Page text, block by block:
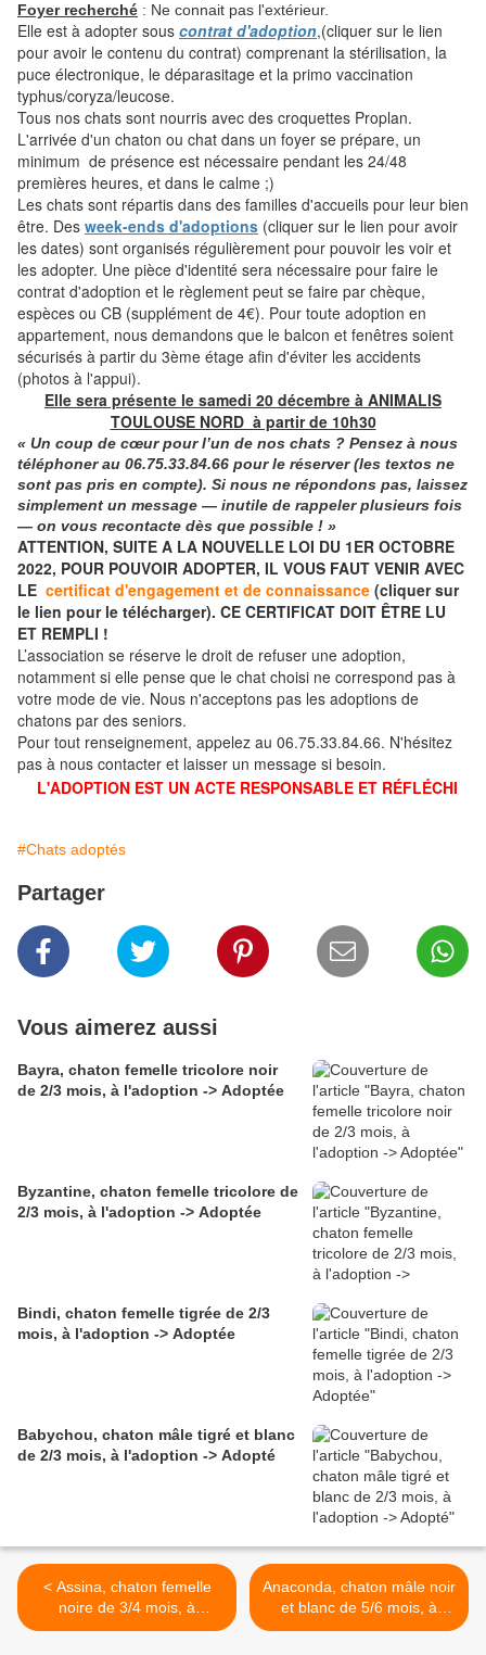
Foyer recherché : Ne connait pas l'extérieur.
Elle est à adopter sous contrat d'adoption,(cliquer sur le lien
pour avoir le contenu du contrat) comprenant la stérilisation, la
puce électronique, le déparasitage et la primo vaccination
typhus/coryza/leucose.
Tous nos chats sont nourris avec des croquettes Proplan.
L'arrivée d'un chaton ou chat dans un foyer se prépare, un
minimum de présence est nécessaire pendant les 24/48
premières heures, et dans le calme ;)
Les chats sont répartis dans des familles d'accueils pour leur bien
être. Des week-ends d'adoptions (cliquer sur le lien pour avoir
les dates) sont organisés régulièrement pour pouvoir les voir et
les adopter. Une pièce d'identité sera nécessaire pour faire le
contrat d'adoption et le règlement peut se faire par chèque,
espèces ou CB (supplément de 4€). Pour toute adoption en
appartement, nous demandons que le balcon et fenêtres soient
sécurisés à partir du 3ème étage afin d'éviter les accidents
(photos à l'appui).
Elle sera présente le samedi 20 décembre à ANIMALIS
TOULOUSE NORD à partir de 10h30
« Un coup de cœur pour l’un de nos chats ? Pensez à nous
téléphonerau 06.75.33.84.66 pour le réserver (les textos ne
sont pas pris en compte). Si nous ne répondons pas, laissez
simplement un message — inutile de rappeler plusieurs fois
— on vous recontacte dès que possible ! »
ATTENTION, SUITE A LA NOUVELLE LOI DU 1ER OCTOBRE
2022, POUR POUVOIR ADOPTER, IL VOUS FAUT VENIR AVEC
LE certificat d'engagement et de connaissance (cliquer sur
le lien pour le télécharger). CE CERTIFICAT DOIT ÊTRE LU
ET REMPLI !
L’association se réserve le droit de refuser une adoption,
notamment si elle pense que le chat choisi ne correspond pas à
votre mode de vie. Nous n'acceptons pas les adoptions de
chatons par des seniors.
Pour tout renseignement, appelez au 06.75.33.84.66. N'hésitez
pas à nous contacter et laisser un message si besoin.
L'ADOPTION EST UN ACTE RESPONSABLE ET RÉFLÉCHI
#Chats adoptés
Partager
Vous aimerez aussi
Bayra, chaton femelle tricolore noir
de 2/3 mois, à l'adoption -> Adoptée
Byzantine, chaton femelle tricolore de
2/3 mois, à l'adoption -> Adoptée
Bindi, chaton femelle tigrée de 2/3
mois, à l'adoption -> Adoptée
Babychou, chaton mâle tigré et blanc
de 2/3 mois, à l'adoption -> Adopté
< Assina, chaton femelle
noire de 3/4 mois, à
l'adoption -> adoptée avec
Anaconda, chaton mâle noir
et blanc de 5/6 mois, à
l'adoption -> adopté >